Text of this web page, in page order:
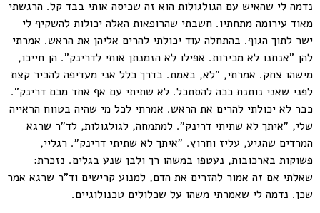
נדמה לי שהאיש עם הגולגולות הוא זה שכיסה אותי בבד קל. הרגשתי
מאוד עירומה מתחתיו. חשבתי שהרופאות האלה יכולות להשקיף לי
ישר לתוך הגוף. בהתחלה עוד יכולתי להרים אליהן את הראש. אמרתי
להן "אנחנו לא מכירות. אפילו לא הזמנתן אותי לדרינק". הן חייכו,
מישהו צחק. אמרתי, "לא, באמת. בדרך כלל אני מעדיפה להכיר קצת
לפני שאני נותנת ככה להסתכל. לא שתיתי עם אף אחד מכם דרינק".
כבר לא יכולתי להרים את הראש. אמרתי לכל מי שהיה בטווח הראייה
שלי, "איתך לא שתיתי דרינק". למתמחה, לגולגולות, לד"ר שרגא
המרדים שהגיע, עליז וחרוץ. "איתך לא שתיתי דרינק". רגליי,
פשוקות בארכובות, נעטפו במשהו רך ולבן שנע בגלים. נזכרת:
שאלתי אם זה אמור להזרים את הדם, למנוע קרישים וד"ר שרגא אמר
שכן. נדמה לי שאמרתי משהו על שכלולים טכנולוגיים.